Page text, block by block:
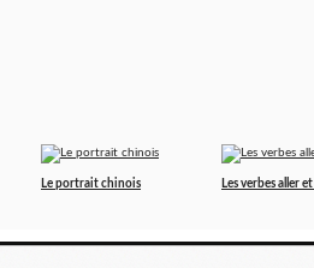
Le portrait chinois Les verbes aller